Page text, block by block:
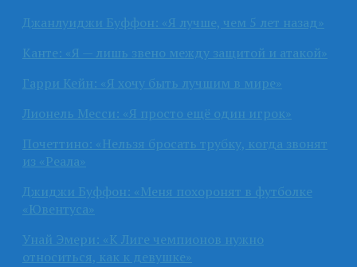
Джанлуиджи Буффон: «Я лучше, чем 5 лет назад»
Канте: «Я — лишь звено между защитой и атакой»
Гарри Кейн: «Я хочу быть лучшим в мире»
Лионель Месси: «Я просто ещё один игрок»
Почеттино: «Нельзя бросать трубку, когда звонят
из «Реала»
Джиджи Буффон: «Меня похоронят в футболке
«Ювентуса»
Унай Эмери: «К Лиге чемпионов нужно
относиться, как к девушке»